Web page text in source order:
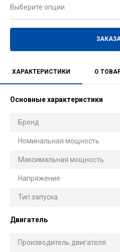
Выберите опции
ХАРАКТЕРИСТИКИ О
Основные характеристики
Бренд
Номинальная мощность
Максимальная мощность
Напряжение
Тип запуска
Двигатель
Производитель двигателя